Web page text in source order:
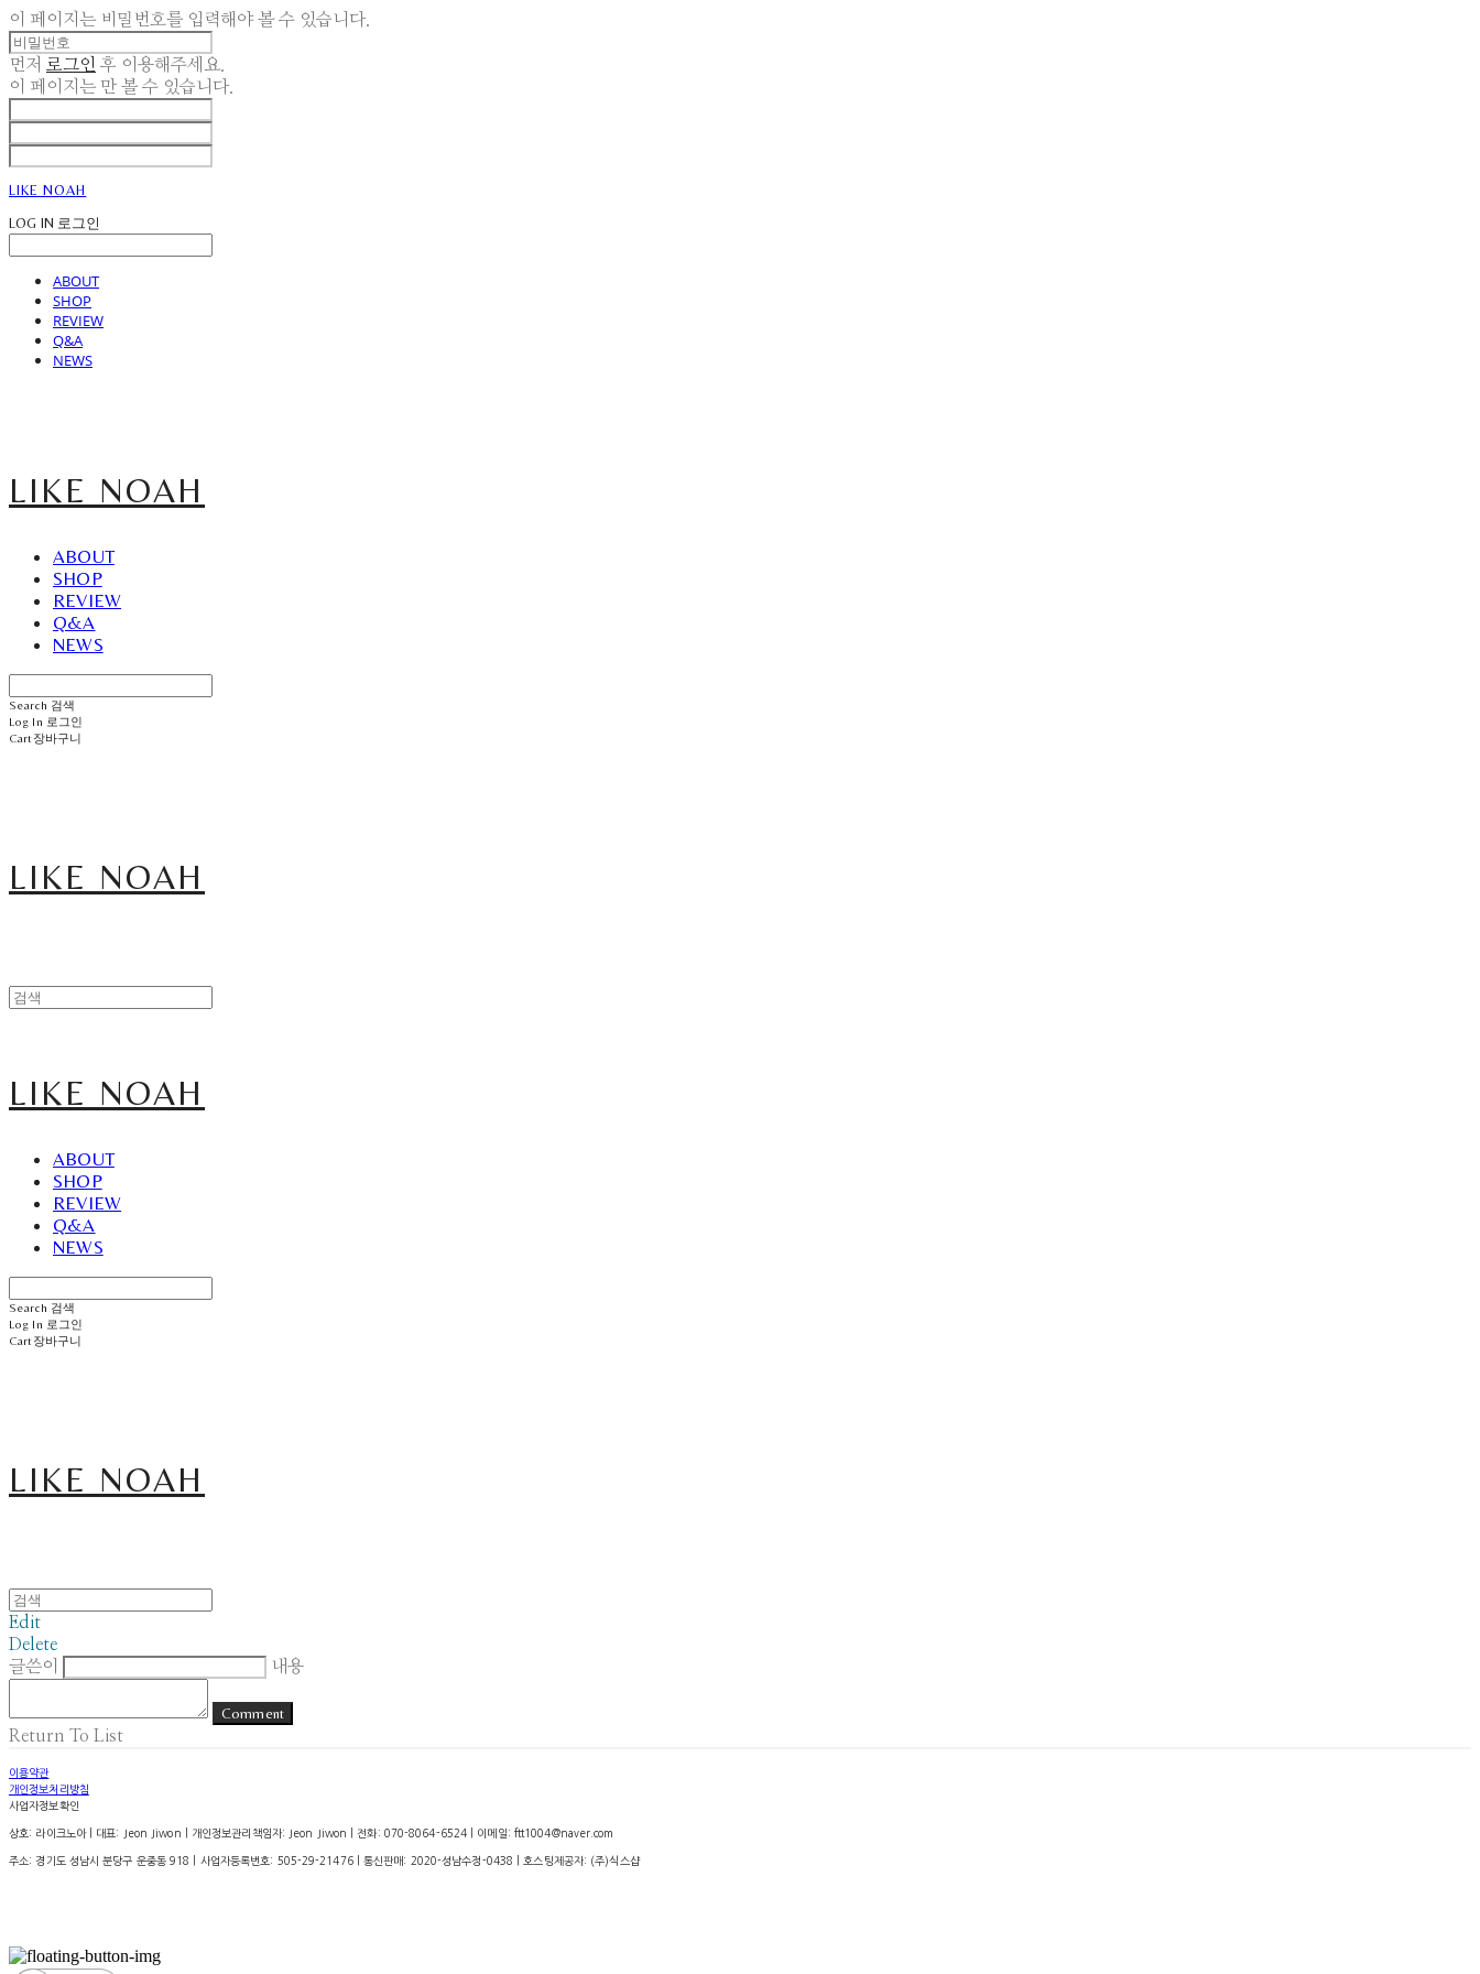
이 페이지는 비밀번호를 입력해야 볼 수 있습니다.
먼저 로그인 후 이용해주세요.
이 페이지는 만 볼 수 있습니다.
LIKE NOAH
LOG IN 로그인
ABOUT
SHOP
REVIEW
Q&A
NEWS
LIKE NOAH
ABOUT
SHOP
REVIEW
Q&A
NEWS
Search 검색
Log In 로그인
Cart장바구니
LIKE NOAH
LIKE NOAH
ABOUT
SHOP
REVIEW
Q&A
NEWS
Search 검색
Log In 로그인
Cart장바구니
LIKE NOAH
Edit
Delete
글쓴이
내용
Comment
Return To List
이용약관
개인정보처리방침
사업자정보확인
상호: 라이크노아 | 대표: Jeon Jiwon | 개인정보관리책임자: Jeon Jiwon | 전화: 070-8064-6524 | 이메일: ftt1004@naver.com
주소: 경기도 성남시 분당구 운중동 918 | 사업자등록번호: 505-29-21476| 통신판매: 2020-성남수정-0438 | 호스팅제공자: (주)식스샵